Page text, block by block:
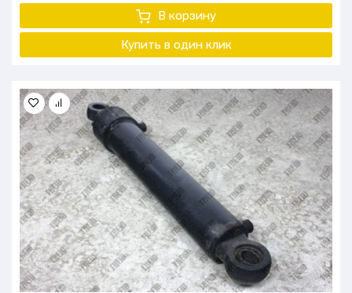
В корзину
Купить в один клик